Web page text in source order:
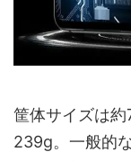
筐体サイズは
239g。一般的